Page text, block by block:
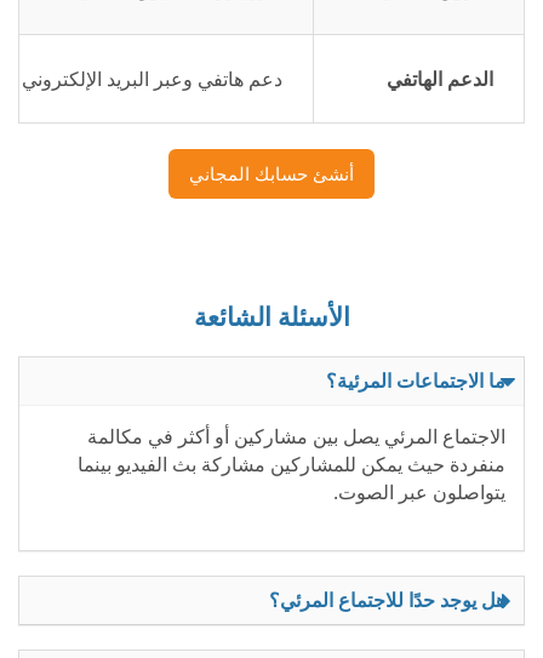
الدعم الهاتفي دعم هاتفي وعبر البريد الإلكتروني
أنشئ حسابك المجاني
الأسئلة الشائعة
ما الاجتماعات المرئية؟
الاجتماع المرئي يصل بين مشاركين أو أكثر في مكالمة
منفردة حيث يمكن للمشاركين مشاركة بث الفيديو بينما
يتواصلون عبر الصوت.
هل يوجد حدًا للاجتماع المرئي؟